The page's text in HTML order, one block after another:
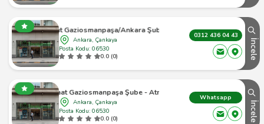
Ziraat Gaziosmanpaşa/Ankara Şubesi Atm
Ankara, Çankaya
Posta Kodu: 06530
0.0 (0)
0312 436 04 43
İncele
Ziraat Gaziosmanpaşa Şube - Atm Atm
Ankara, Çankaya
Posta Kodu: 06530
0.0 (0)
Whatsapp
İncele